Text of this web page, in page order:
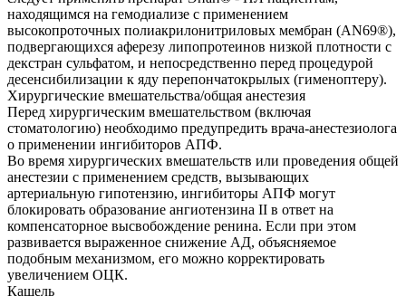
находящимся на гемодиализе с применением
высокопроточных полиакрилонитриловых мембран (AN69®),
подвергающихся аферезу липопротеинов низкой плотности с
декстран сульфатом, и непосредственно перед процедурой
десенсибилизации к яду перепончатокрылых (гименоптеру).
Хирургические вмешательства/общая анестезия
Перед хирургическим вмешательством (включая
стоматологию) необходимо предупредить врача-анестезиолога
о применении ингибиторов АПФ.
Во время хирургических вмешательств или проведения общей
анестезии с применением средств, вызывающих
артериальную гипотензию, ингибиторы АПФ могут
блокировать образование ангиотензина II в ответ на
компенсаторное высвобождение ренина. Если при этом
развивается выраженное снижение АД, объясняемое
подобным механизмом, его можно корректировать
увеличением ОЦК.
Кашель